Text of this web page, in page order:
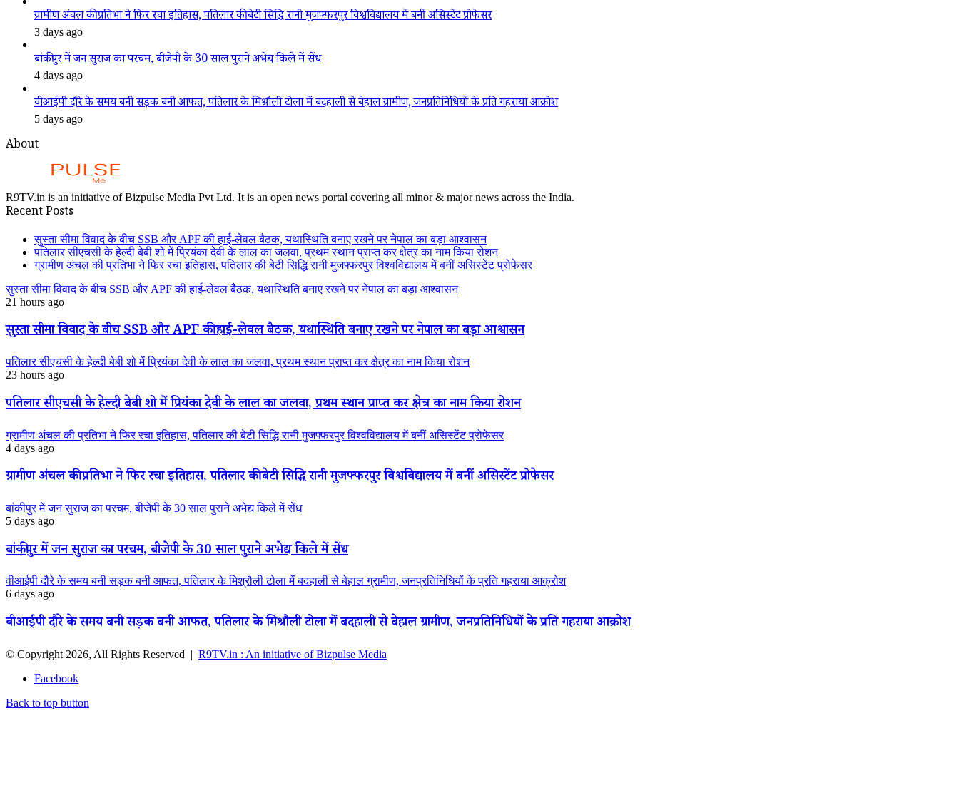
ग्रामीण अंचल की प्रतिभा ने फिर रचा इतिहास, पतिलार की बेटी सिद्धि रानी मुजफ्फरपुर विश्वविद्यालय में बनीं असिस्टेंट प्रोफेसर
3 days ago
बांकीपुर में जन सुराज का परचम, बीजेपी के 30 साल पुराने अभेद्य किले में सेंध
4 days ago
वीआईपी दौरे के समय बनी सड़क बनी आफत, पतिलार के मिश्रौली टोला में बदहाली से बेहाल ग्रामीण, जनप्रतिनिधियों के प्रति गहराया आक्रोश
5 days ago
About
R9TV.in is an initiative of Bizpulse Media Pvt Ltd. It is an open news portal covering all minor & major news across the India.
Recent Posts
सुस्ता सीमा विवाद के बीच SSB और APF की हाई-लेवल बैठक, यथास्थिति बनाए रखने पर नेपाल का बड़ा आश्वासन
पतिलार सीएचसी के हेल्दी बेबी शो में प्रियंका देवी के लाल का जलवा, प्रथम स्थान प्राप्त कर क्षेत्र का नाम किया रोशन
ग्रामीण अंचल की प्रतिभा ने फिर रचा इतिहास, पतिलार की बेटी सिद्धि रानी मुजफ्फरपुर विश्वविद्यालय में बनीं असिस्टेंट प्रोफेसर
सुस्ता सीमा विवाद के बीच SSB और APF की हाई-लेवल बैठक, यथास्थिति बनाए रखने पर नेपाल का बड़ा आश्वासन
21 hours ago
सुस्ता सीमा विवाद के बीच SSB और APF की हाई-लेवल बैठक, यथास्थिति बनाए रखने पर नेपाल का बड़ा आश्वासन
पतिलार सीएचसी के हेल्दी बेबी शो में प्रियंका देवी के लाल का जलवा, प्रथम स्थान प्राप्त कर क्षेत्र का नाम किया रोशन
23 hours ago
पतिलार सीएचसी के हेल्दी बेबी शो में प्रियंका देवी के लाल का जलवा, प्रथम स्थान प्राप्त कर क्षेत्र का नाम किया रोशन
ग्रामीण अंचल की प्रतिभा ने फिर रचा इतिहास, पतिलार की बेटी सिद्धि रानी मुजफ्फरपुर विश्वविद्यालय में बनीं असिस्टेंट प्रोफेसर
4 days ago
ग्रामीण अंचल की प्रतिभा ने फिर रचा इतिहास, पतिलार की बेटी सिद्धि रानी मुजफ्फरपुर विश्वविद्यालय में बनीं असिस्टेंट प्रोफेसर
बांकीपुर में जन सुराज का परचम, बीजेपी के 30 साल पुराने अभेद्य किले में सेंध
5 days ago
बांकीपुर में जन सुराज का परचम, बीजेपी के 30 साल पुराने अभेद्य किले में सेंध
वीआईपी दौरे के समय बनी सड़क बनी आफत, पतिलार के मिश्रौली टोला में बदहाली से बेहाल ग्रामीण, जनप्रतिनिधियों के प्रति गहराया आक्रोश
6 days ago
वीआईपी दौरे के समय बनी सड़क बनी आफत, पतिलार के मिश्रौली टोला में बदहाली से बेहाल ग्रामीण, जनप्रतिनिधियों के प्रति गहराया आक्रोश
© Copyright 2026, All Rights Reserved | R9TV.in : An initiative of Bizpulse Media
Facebook
Back to top button